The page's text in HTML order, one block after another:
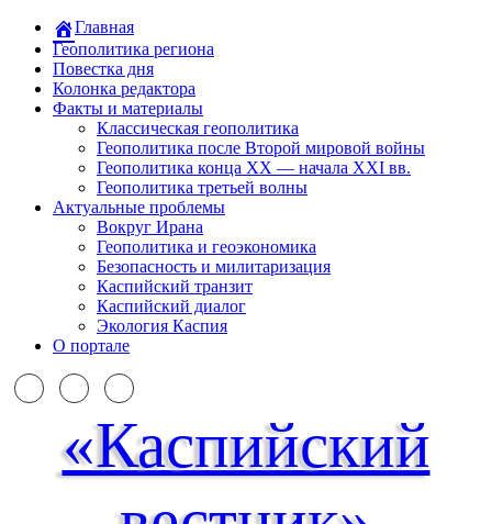
Главная
Геополитика региона
Повестка дня
Колонка редактора
Факты и материалы
Классическая геополитика
Геополитика после Второй мировой войны
Геополитика конца XX — начала XXI вв.
Геополитика третьей волны
Актуальные проблемы
Вокруг Ирана
Геополитика и геоэкономика
Безопасность и милитаризация
Каспийский транзит
Каспийский диалог
Экология Каспия
О портале
«Каспийский